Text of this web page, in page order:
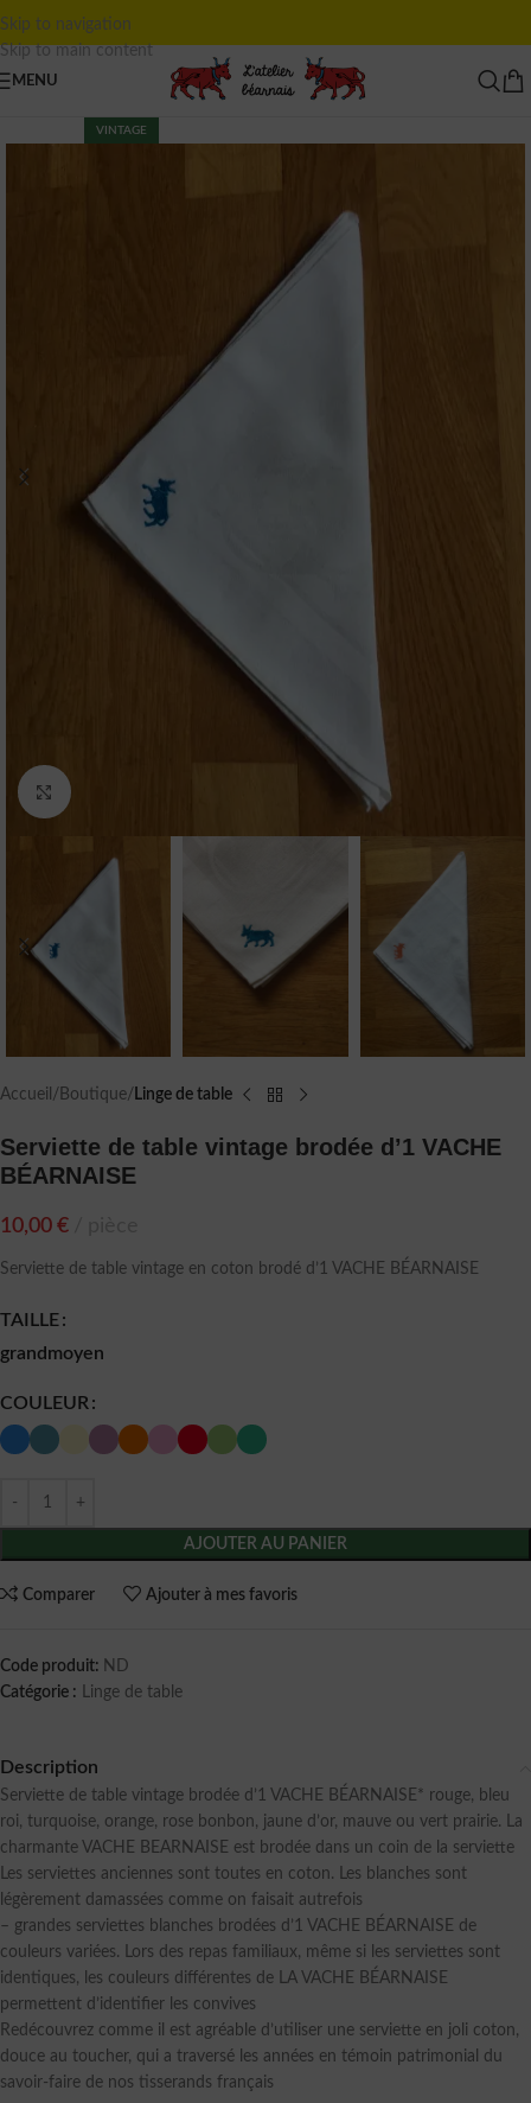
Skip to navigation
Skip to main content
MENU
VINTAGE
Accueil Boutique Linge de table
Serviette de table vintage brodée d’1 VACHE
BÉARNAISE
10,00 €
Serviette de table vintage en coton brodé d’1 VACHE BÉARNAISE
TAILLE
grand moyen
COULEUR
AJOUTER AU PANIER
Comparer Ajouter à mes favoris
Code produit: ND
Catégorie : Linge de table
Description
Serviette de table vintage brodée d’1 VACHE BÉARNAISE* rouge, bleu
roi, turquoise, orange, rose bonbon, jaune d’or, mauve ou vert prairie. La
charmante VACHE BEARNAISE est brodée dans un coin de la serviette
Les serviettes anciennes sont toutes en coton. Les blanches sont
légèrement damassées comme on faisait autrefois
– grandes serviettes blanches brodées d’1 VACHE BÉARNAISE de
couleurs variées. Lors des repas familiaux, même si les serviettes sont
identiques, les couleurs différentes de LA VACHE BÉARNAISE
permettent d’identifier les convives
Redécouvrez comme il est agréable d’utiliser une serviette en joli coton,
douce au toucher, qui a traversé les années en témoin patrimonial du
savoir-faire de nos tisserands français